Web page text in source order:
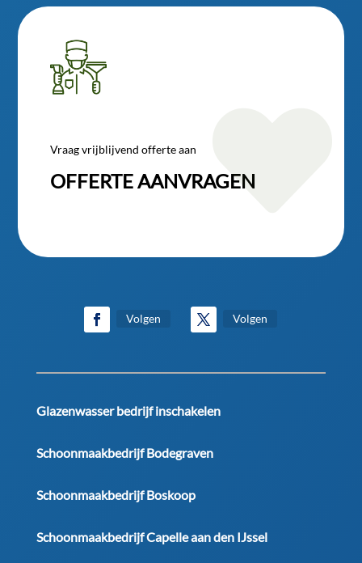
Vraag vrijblijvend offerte aan
OFFERTE AANVRAGEN

Volgen Volgen
Glazenwasser bedrijf inschakelen
Schoonmaakbedrijf Bodegraven
Schoonmaakbedrijf Boskoop
Schoonmaakbedrijf Capelle aan den IJssel